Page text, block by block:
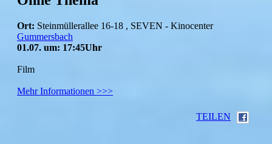
Ort: Steinmüllerallee 16-18 , SEVEN - Kinocenter
Gummersbach
01.07. um: 17:45Uhr
Film
Mehr Informationen >>>
TEILEN